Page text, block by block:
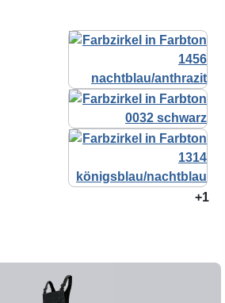
+1